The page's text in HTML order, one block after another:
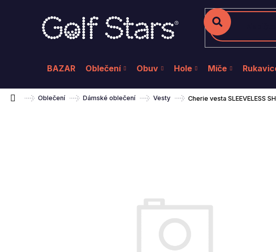
Hledat
BAZAR Oblečení Obuv Hole Míče
Domů Oblečení Dámské oblečení Vesty Cherie vesta SLEEVELESS
Zpětdo
obchodu
Zpětdo
obchodu